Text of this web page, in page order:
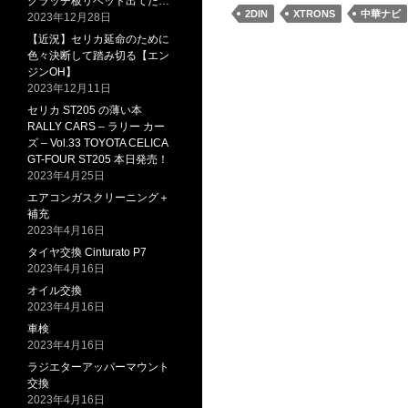
2DIN XTRONS 中華ナビ
2023年12月28日
【近況】セリカ延命のために
色々決断して踏み切る【エン
ジンOH】
2023年12月11日
セリカ ST205 の薄い本
RALLY CARS – ラリー カー
ズ – Vol.33 TOYOTA CELICA
GT-FOUR ST205 本日発売！
2023年4月25日
エアコンガスクリーニング＋
補充
2023年4月16日
タイヤ交換 Cinturato P7
2023年4月16日
オイル交換
2023年4月16日
車検
2023年4月16日
ラジエターアッパーマウント
交換
2023年4月16日